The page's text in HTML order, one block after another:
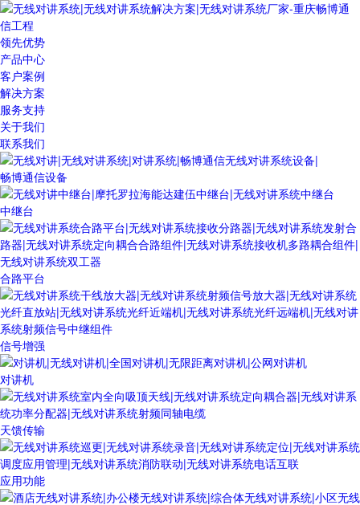
领先优势
产品中心
客户案例
解决方案
服务支持
关于我们
联系我们
畅博通信设备
中继台
合路平台
信号增强
对讲机
天馈传输
应用功能